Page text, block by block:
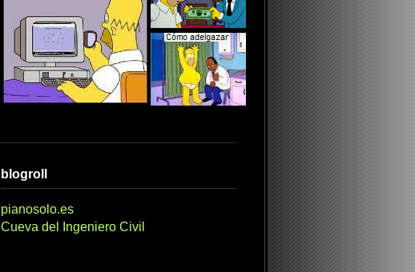
blogroll
pianosolo.es
Cueva del Ingeniero Civil